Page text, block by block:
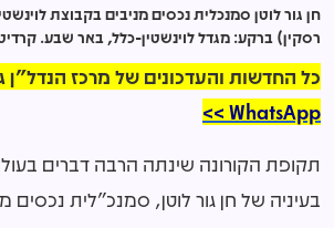
חן גור לוטן סמנכלית נכסים מניבים בקבוצת
רסקין) ברקע: מגדל לוינשטין-כלל, באר שבע.
כל החדשות והעדכונים של מרכז הנדל"ן
WhatsApp >>
תקופת הקורונה שינתה הרבה דברים
בעיניה של חן גור לוטן, סמנכ"לית נכסים